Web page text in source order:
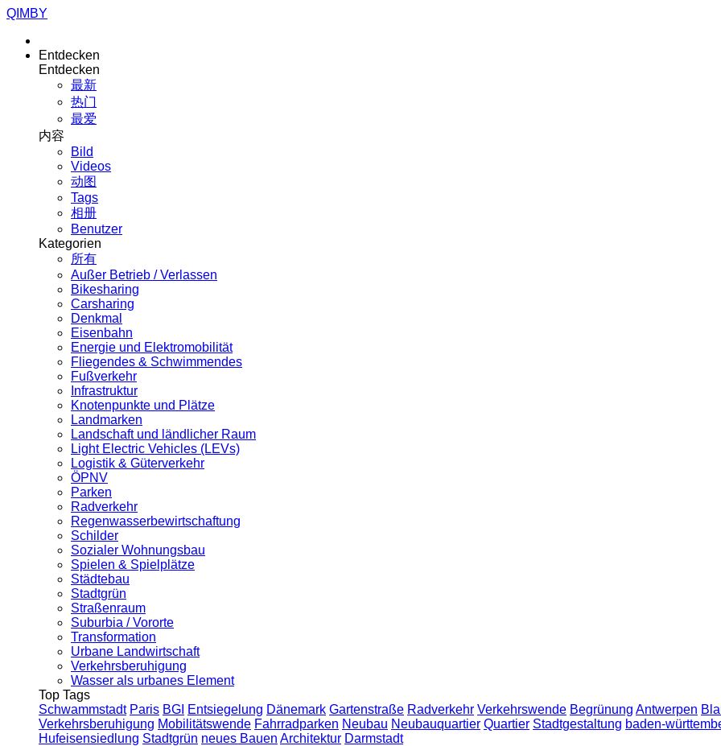
QIMBY
Entdecken
Entdecken
最新
热门
最爱
内容
Bild
Videos
动图
Tags
相册
Benutzer
Kategorien
所有
Außer Betrieb / Verlassen
Bikesharing
Carsharing
Denkmal
Eisenbahn
Energie und Elektromobilität
Fliegendes & Schwimmendes
Fußverkehr
Infrastruktur
Knotenpunkte und Plätze
Landmarken
Landschaft und ländlicher Raum
Light Electric Vehicles (LEVs)
Logistik & Güterverkehr
ÖPNV
Parken
Radverkehr
Regenwasserbewirtschaftung
Schilder
Sozialer Wohnungsbau
Spielen & Spielplätze
Städtebau
Stadtgrün
Straßenraum
Suburbia / Vororte
Transformation
Urbane Landwirtschaft
Verkehrsberuhigung
Wasser als urbanes Element
Top Tags
Schwammstadt Paris BGI Entsiegelung Dänemark Gartenstraße Radverkehr Verkehrswende Begrünung Antwerpen
Verkehrsberuhigung Mobilitätswende Fahrradparken Neubau Neubauquartier Quartier Stadtgestaltung baden-
Hufeisensiedlung Stadtgrün neues Bauen Architektur Darmstadt